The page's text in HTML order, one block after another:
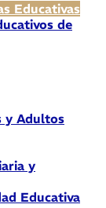
Educativas
de
y Adultos
y
Educativa